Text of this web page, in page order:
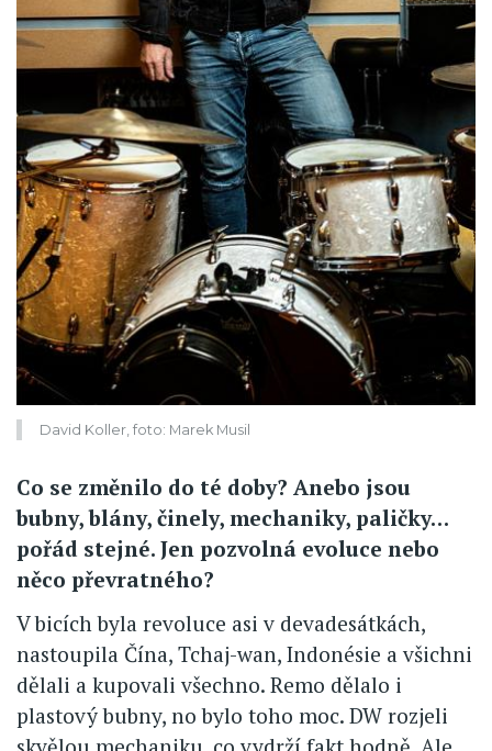
David Koller, foto: Marek Musil
Co se změnilo do té doby? Anebo jsou
bubny, blány, činely, mechaniky, paličky…
pořád stejné. Jen pozvolná evoluce nebo
něco převratného?
V bicích byla revoluce asi v devadesátkách,
nastoupila Čína, Tchaj-wan, Indonésie a všichni
dělali a kupovali všechno. Remo dělalo i
plastový bubny, no bylo toho moc. DW rozjeli